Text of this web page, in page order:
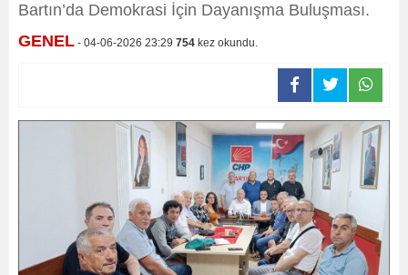
Bartın’da Demokrasi İçin Dayanışma Buluşması.
GENEL - 04-06-2026 23:29 754 kez okundu.